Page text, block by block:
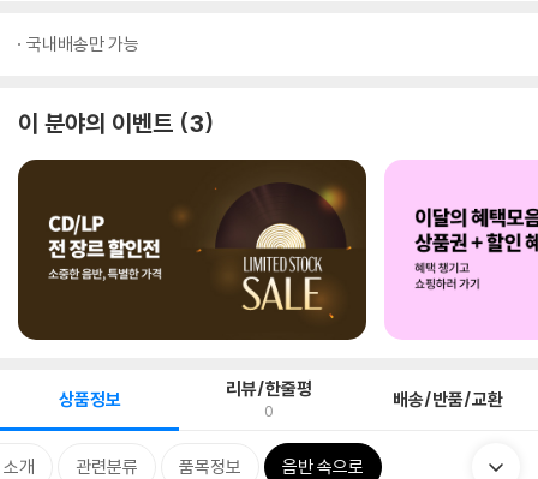
국내배송만 가능
이 분야의 이벤트 3
상품정보 리뷰/한줄평
0 배송/반품/교환
개 관련분류 품목정보 음반 속으로